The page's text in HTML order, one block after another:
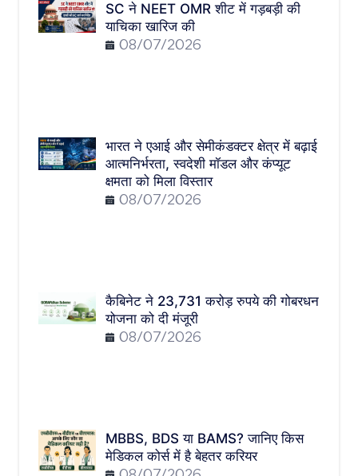
SC ने NEET OMR शीट में गड़बड़ी की
याचिका खारिज की
08/07/2026
भारत ने एआई और सेमीकंडक्टर क्षेत्र में बढ़ाई
आत्मनिर्भरता, स्वदेशी मॉडल और कंप्यूट
क्षमता को मिला विस्तार
08/07/2026
कैबिनेट ने 23,731 करोड़ रुपये की गोबरधन
योजना को दी मंजूरी
08/07/2026
MBBS, BDS या BAMS? जानिए किस
मेडिकल कोर्स में है बेहतर करियर